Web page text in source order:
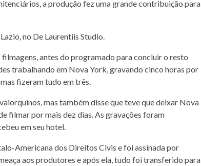
a produção fez uma grande contribuição para
no De Laurentiis Studio.
antes do programado para concluir o resto
trabalhando em Nova York, gravando cinco horas por
fizeram tudo em três.
mas também disse que teve que deixar Nova
filmar por mais dez dias. As gravações foram
em seu hotel.
Americana dos Direitos Civis e foi assinada por
aos produtores e após ela, tudo foi transferido para